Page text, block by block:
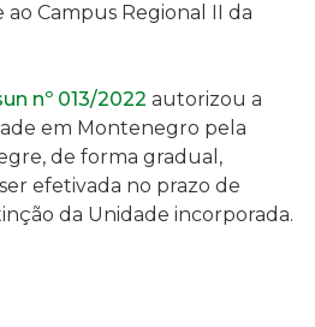
Campus Regional II da
nº 013/2022 autorizou a
em Montenegro pela
de forma gradual,
efetivada no prazo de
da Unidade incorporada.